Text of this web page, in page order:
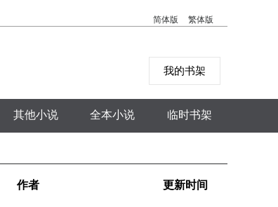
简体版 繁体版
我的书架
其他小说 全本小说 临时书架
作者 更新时间